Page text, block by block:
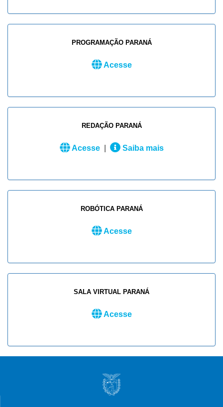
PROGRAMAÇÃO PARANÁ
Acesse
REDAÇÃO PARANÁ
Acesse Saiba mais
ROBÓTICA PARANÁ
Acesse
SALA VIRTUAL PARANÁ
Acesse